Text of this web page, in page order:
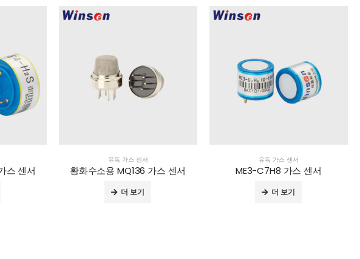
스 센서
유독 가스 센서
황화수소용 MQ136 가스 센서
더 보기
유독 가스 센서
ME3-C7H8 가스 센서
더 보기